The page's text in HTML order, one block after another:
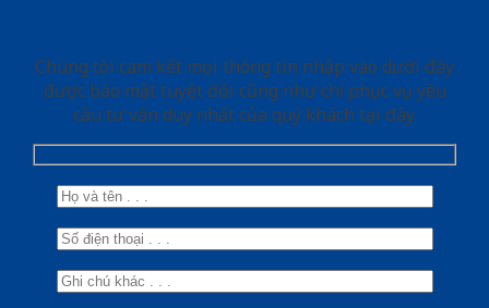
Chúng tôi cam kết mọi thông tin nhập vào dưới đây
được bảo mật tuyệt đối cũng như chỉ phục vụ yêu
cầu tư vấn duy nhất của quý khách tại đây.